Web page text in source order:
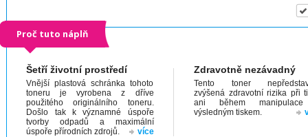
Proč tuto náplň
Šetří životní prostředí
Vnější plastová schránka tohoto
toneru je vyrobena z dříve
použitého originálního toneru.
Došlo tak k významné úspoře
tvorby odpadů a maximální
úspoře přírodních zdrojů.
více
Zdravotně nezávadný
Tento toner
zvýšená zdravotní rizika při
ani během
výsledným tiskem.